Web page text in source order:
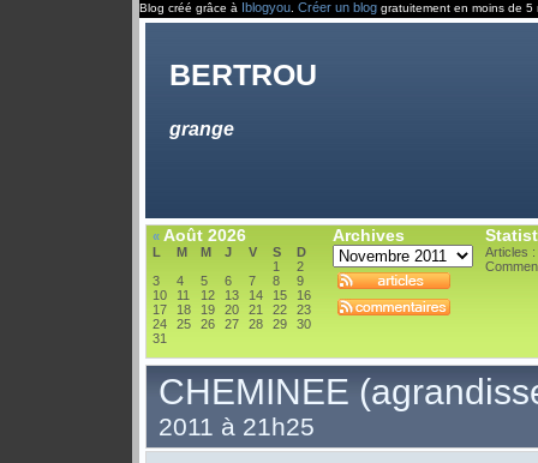
Blog créé grâce à Iblogyou Créer un blog gratuitement en moins de 5
bertrou
grange
« Août 2026
L M M J V S
D
1
2
3
4 5 6 7 8
9
10
11 12 13 14 15
16
17
18 19 20 21 22
23
24
25 26 27 28 29
30
31
Archives
Articles :
CHEMINEE
2011 à 21h25